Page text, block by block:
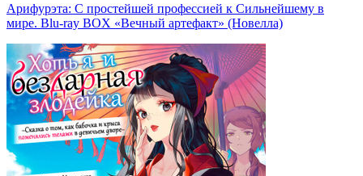
Арифурэта: С простейшей профессией к Сильнейшему в
мире. Blu-ray BOX «Вечный артефакт» (Новелла)